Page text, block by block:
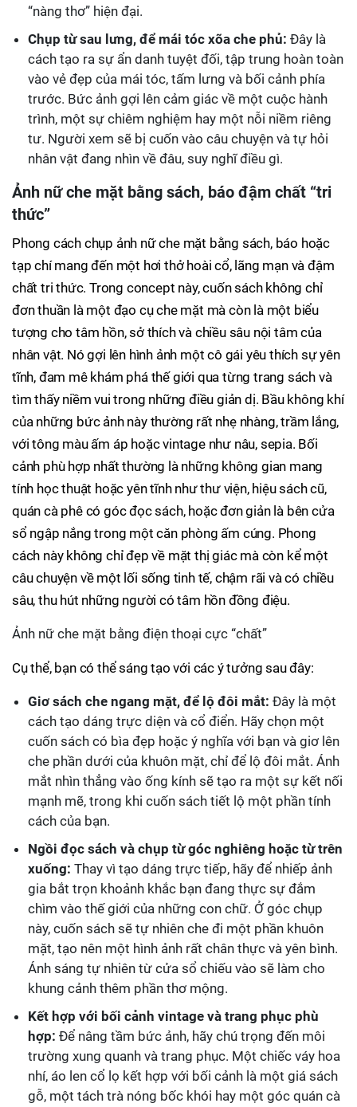
“nàng thơ” hiện đại.
Chụp từ sau lưng, để mái tóc xõa che phủ: Đây là
cách tạo ra sự ẩn danh tuyệt đối, tập trung hoàn toàn
vào vẻ đẹp của mái tóc, tấm lưng và bối cảnh phía
trước. Bức ảnh gợi lên cảm giác về một cuộc hành
trình, một sự chiêm nghiệm hay một nỗi niềm riêng
tư. Người xem sẽ bị cuốn vào câu chuyện và tự hỏi
nhân vật đang nhìn về đâu, suy nghĩ điều gì.
Ảnh nữ che mặt bằng sách, báo đậm chất “tri
thức”
Phong cách chụp ảnh nữ che mặt bằng sách, báo hoặc
tạp chí mang đến một hơi thở hoài cổ, lãng mạn và đậm
chất tri thức. Trong concept này, cuốn sách không chỉ
đơn thuần là một đạo cụ che mặt mà còn là một biểu
tượng cho tâm hồn, sở thích và chiều sâu nội tâm của
nhân vật. Nó gợi lên hình ảnh một cô gái yêu thích sự yên
tĩnh, đam mê khám phá thế giới qua từng trang sách và
tìm thấy niềm vui trong những điều giản dị. Bầu không khí
của những bức ảnh này thường rất nhẹ nhàng, trầm lắng,
với tông màu ấm áp hoặc vintage như nâu, sepia. Bối
cảnh phù hợp nhất thường là những không gian mang
tính học thuật hoặc yên tĩnh như thư viện, hiệu sách cũ,
quán cà phê có góc đọc sách, hoặc đơn giản là bên cửa
sổ ngập nắng trong một căn phòng ấm cúng. Phong
cách này không chỉ đẹp về mặt thị giác mà còn kể một
câu chuyện về một lối sống tinh tế, chậm rãi và có chiều
sâu, thu hút những người có tâm hồn đồng điệu.
Ảnh nữ che mặt bằng điện thoại cực “chất”
Cụ thể, bạn có thể sáng tạo với các ý tưởng sau đây:
Giơ sách che ngang mặt, để lộ đôi mắt: Đây là một
cách tạo dáng trực diện và cổ điển. Hãy chọn một
cuốn sách có bìa đẹp hoặc ý nghĩa với bạn và giơ lên
che phần dưới của khuôn mặt, chỉ để lộ đôi mắt. Ánh
mắt nhìn thẳng vào ống kính sẽ tạo ra một sự kết nối
mạnh mẽ, trong khi cuốn sách tiết lộ một phần tính
cách của bạn.
Ngồi đọc sách và chụp từ góc nghiêng hoặc từ trên
xuống: Thay vì tạo dáng trực tiếp, hãy để nhiếp ảnh
gia bắt trọn khoảnh khắc bạn đang thực sự đắm
chìm vào thế giới của những con chữ. Ở góc chụp
này, cuốn sách sẽ tự nhiên che đi một phần khuôn
mặt, tạo nên một hình ảnh rất chân thực và yên bình.
Ánh sáng tự nhiên từ cửa sổ chiếu vào sẽ làm cho
khung cảnh thêm phần thơ mộng.
Kết hợp với bối cảnh vintage và trang phục phù
hợp: Để nâng tầm bức ảnh, hãy chú trọng đến môi
trường xung quanh và trang phục. Một chiếc váy hoa
nhí, áo len cổ lọ kết hợp với bối cảnh là một giá sách
gỗ, một tách trà nóng bốc khói hay một góc quán cà